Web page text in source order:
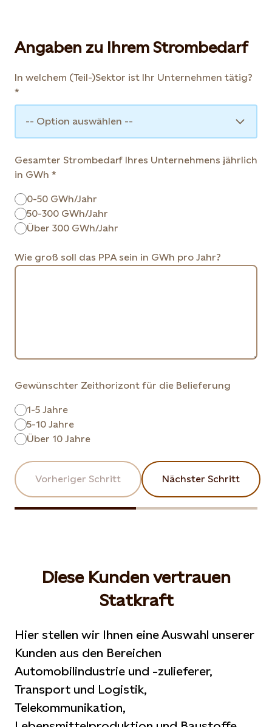
Angaben zu Ihrem Strombedarf
In welchem (Teil-)Sektor ist Ihr Unternehmen tätig?
-- Option auswählen --
Gesamter Strombedarf Ihres Unternehmens jährlich
in GWh
0-50 GWh/Jahr
50-300 GWh/Jahr
Über 300 GWh/Jahr
Wie groß soll das PPA sein in GWh pro Jahr?
Gewünschter Zeithorizont für die Belieferung
1-5 Jahre
5-10 Jahre
Über 10 Jahre
Vorheriger Schritt Nächster Schritt
Diese Kunden vertrauen
Statkraft
Hier stellen wir Ihnen eine Auswahl unserer
Kunden aus den Bereichen
Automobilindustrie und -zulieferer,
Transport und Logistik,
Telekommunikation,